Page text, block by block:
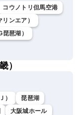
コウノトリ但馬空港
ンエア）
琶湖）
）
）
琵琶湖
大阪城ホール